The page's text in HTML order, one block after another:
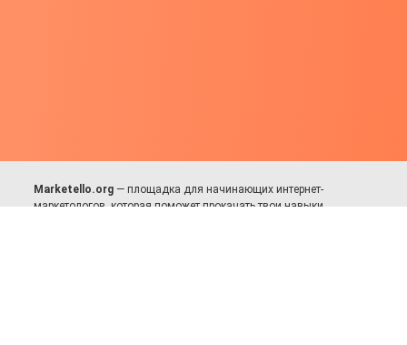
Marketello.org — площадка для начинающих интернет-
маркетологов, которая поможет прокачать твои навыки.